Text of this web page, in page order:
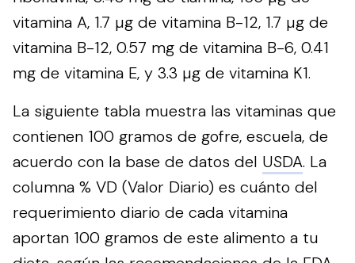
vitamina A, 1.7 µg de vitamina B-12, 1.7 µg de
vitamina B-12, 0.57 mg de vitamina B-6, 0.41
mg de vitamina E, y 3.3 µg de vitamina K1.
La siguiente tabla muestra las vitaminas que
contienen 100 gramos de gofre, escuela, de
acuerdo con la base de datos del USDA. La
columna % VD (Valor Diario) es cuánto del
requerimiento diario de cada vitamina
aportan 100 gramos de este alimento a tu